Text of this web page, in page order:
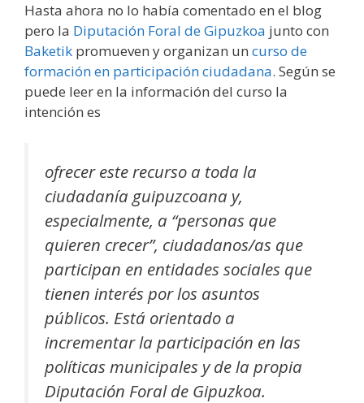
Hasta ahora no lo había comentado en el blog
pero la Diputación Foral de Gipuzkoa junto con
Baketik promueven y organizan un curso de
formación en participación ciudadana. Según se
puede leer en la información del curso la
intención es
ofrecer este recurso a toda la
ciudadanía guipuzcoana y,
especialmente, a “personas que
quieren crecer”, ciudadanos/as que
participan en entidades sociales que
tienen interés por los asuntos
públicos. Está orientado a
incrementar la participación en las
políticas municipales y de la propia
Diputación Foral de Gipuzkoa.